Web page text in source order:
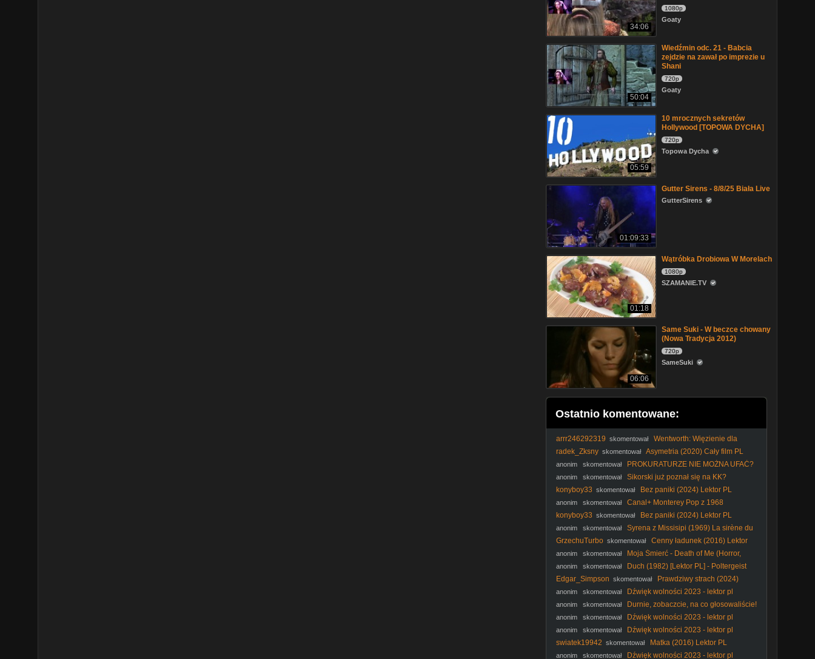
34:06
1080p
Goaty
50:04
Wiedźmin odc. 21 - Babcia
zejdzie na zawał po imprezie u
Shani
720p
Goaty
05:59
10 mrocznych sekretów
Hollywood [TOPOWA DYCHA]
720p
Topowa Dycha
01:09:33
Gutter Sirens - 8/8/25 Biała Live
GutterSirens
01:18
Wątróbka Drobiowa W Morelach
1080p
SZAMANIE.TV
06:06
Same Suki - W beczce chowany
(Nowa Tradycja 2012)
720p
SameSuki
Ostatnio komentowane:
arrr246292319 skomentował
Wentworth: Więzienie dla
kobiet S04E12 Lektor PL
radek_Zksny skomentował Asymetria (2020) Cały film PL
anonim skomentował
PROKURATURZE NIE MOŻNA UFAĆ?
Wojna o przecieki!
anonim skomentował
Sikorski już poznał się na KK?
#Sikorski #kler #elita #polityka #KK #katolicyzm #kościół
konyboy33 skomentował Bez paniki (2024) Lektor PL
anonim skomentował
Canal+ Monterey Pop z 1968
roku(emisja 7 kwietnia 2001 roku)
konyboy33 skomentował Bez paniki (2024) Lektor PL
anonim skomentował
Syrena z Missisipi (1969) La sirène du
Mississipi [1080p]
GrzechuTurbo skomentował
Cenny ładunek (2016) Lektor
anonim skomentował
Moja Śmierć - Death of Me (Horror,
2020) [napisy pl]
anonim skomentował
Duch (1982) [Lektor PL] - Poltergeist
Edgar_Simpson skomentował
Prawdziwy strach (2024)
Lektor PL
anonim skomentował Dźwięk wolności 2023 - lektor pl
anonim skomentował
Durnie, zobaczcie, na co głosowaliście!
#Nawrocki #Batyr #protestanci #wybory2025 #polityka
anonim skomentował Dźwięk wolności 2023 - lektor pl
anonim skomentował
Dźwięk wolności 2023 - lektor pl
swiatek19942 skomentował Matka (2016) Lektor PL
anonim skomentował Dźwięk wolności 2023 - lektor pl